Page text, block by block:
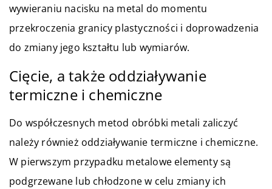
wywieraniu nacisku na metal do momentu
przekroczenia granicy plastyczności i doprowadzenia
do zmiany jego kształtu lub wymiarów.
Cięcie, a także oddziaływanie
termiczne i chemiczne
Do współczesnych metod obróbki metali zaliczyć
należy również oddziaływanie termiczne i chemiczne.
W pierwszym przypadku metalowe elementy są
podgrzewane lub chłodzone w celu zmiany ich